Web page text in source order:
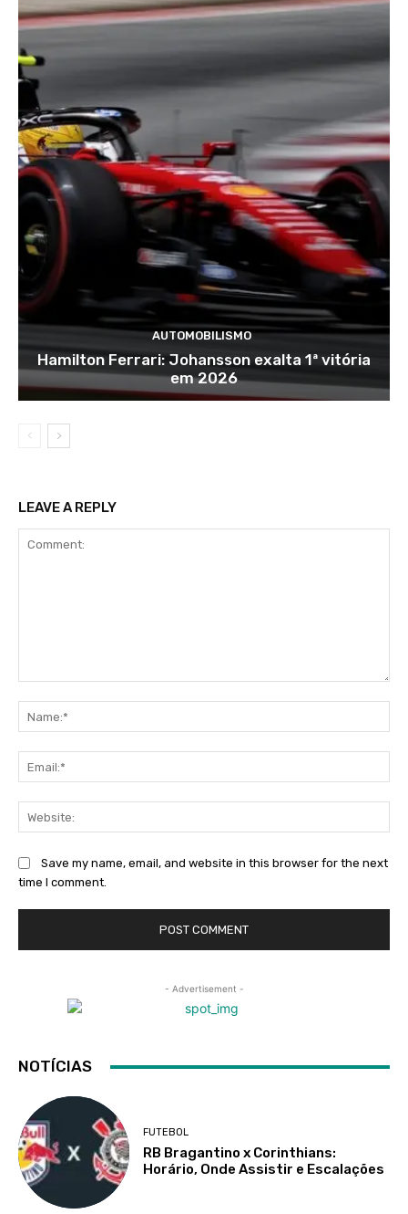
AUTOMOBILISMO
Hamilton Ferrari: Johansson exalta 1ª vitória
em 2026
LEAVE A REPLY
Save my name, email, and website in this browser for the next
time I comment.
- Advertisement -
NOTÍCIAS
FUTEBOL
RB Bragantino x Corinthians:
Horário, Onde Assistir e Escalações